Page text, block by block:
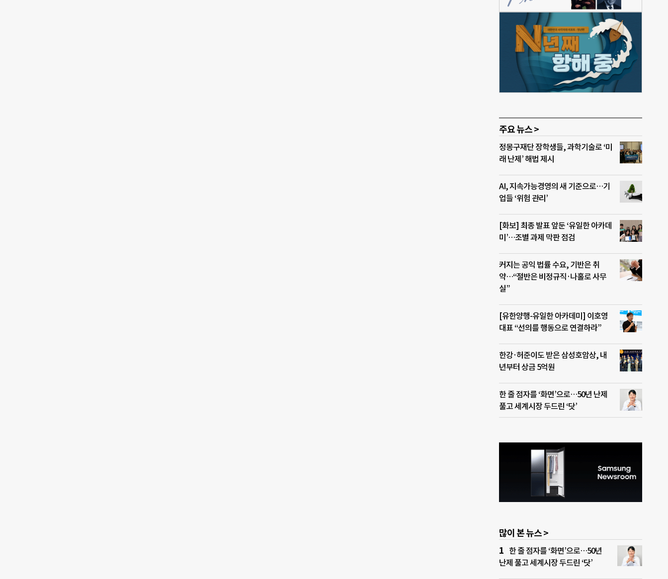
주요 뉴스 >
정몽구재단 장학생들, 과학기술로 ‘미
래 난제’ 해법 제시
AI, 지속가능경영의 새 기준으로…기
업들 ‘위험 관리’
[화보] 최종 발표 앞둔 ‘유일한 아카데
미’…조별 과제 막판 점검
커지는 공익 법률 수요, 기반은 취
약…“절반은 비정규직·나홀로 사무
실”
[유한양행-유일한 아카데미] 이호영
대표 “선의를 행동으로 연결하라”
한강·허준이도 받은 삼성호암상, 내
년부터 상금 5억원
한 줄 점자를 ‘화면’으로…50년 난제
풀고 세계시장 두드린 ‘닷’
많이 본 뉴스 >
한 줄 점자를 ‘화면’으로…50년
난제 풀고 세계시장 두드린 ‘닷’